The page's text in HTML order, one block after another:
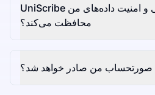
UniScribe چگونه از محرمانگی و امنیت داده‌های من
محافظت می‌کند؟
صورتحساب من صادر خواهد شد؟